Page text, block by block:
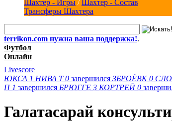
Шахтер - Игры /Шахтер - Состав
Трансферы Шахтера
terrikon.com нужна ваша поддержка!.
Футбол
Онлайн
Livescore
ЮКСА 1 НИВА Т 0 завершился ЗБРОЁВК 0
П 1 завершился БРЮГГЕ 3 КОРТРЕЙ 0
Галатасарай